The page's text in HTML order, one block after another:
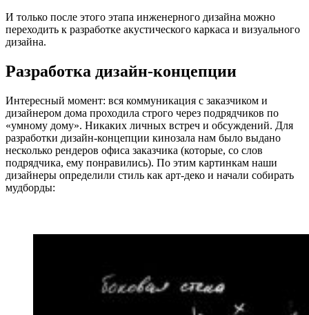
И только после этого этапа инженерного дизайна можно
переходить к разработке акустического каркаса и визуального
дизайна.
Разработка дизайн-концепции
Интересный момент: вся коммуникация с заказчиком и
дизайнером дома проходила строго через подрядчиков по
«умному дому». Никаких личных встреч и обсуждений. Для
разработки дизайн-концепции кинозала нам было выдано
несколько рендеров офиса заказчика (которые, со слов
подрядчика, ему понравились). По этим картинкам наши
дизайнеры определили стиль как арт-деко и начали собирать
мудборды: